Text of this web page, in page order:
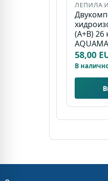
ЛЕПИЛА
(A+B) 26
58,00
В